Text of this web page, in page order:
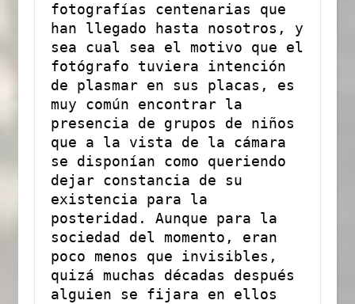
fotografías centenarias que
han llegado hasta nosotros, y
sea cual sea el motivo que el
fotógrafo tuviera intención
de plasmar en sus placas, es
muy común encontrar la
presencia de grupos de niños
que a la vista de la cámara
se disponían como queriendo
dejar constancia de su
existencia para la
posteridad. Aunque para la
sociedad del momento, eran
poco menos que invisibles,
quizá muchas décadas después
alguien se fijara en ellos